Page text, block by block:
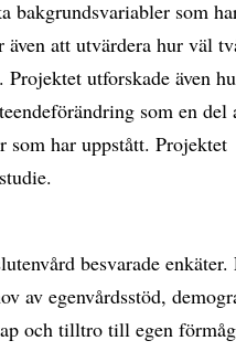
bakgrundsvariabler som
att utvärdera hur väl
utforskade även
som en del
som har uppstått. Projektet
besvarade enkäter.
av egenvårdsstöd,
och tilltro till egen